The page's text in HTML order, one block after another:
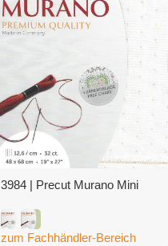
3984 | Precut Murano Mini
zum Fachhändler-Bereich